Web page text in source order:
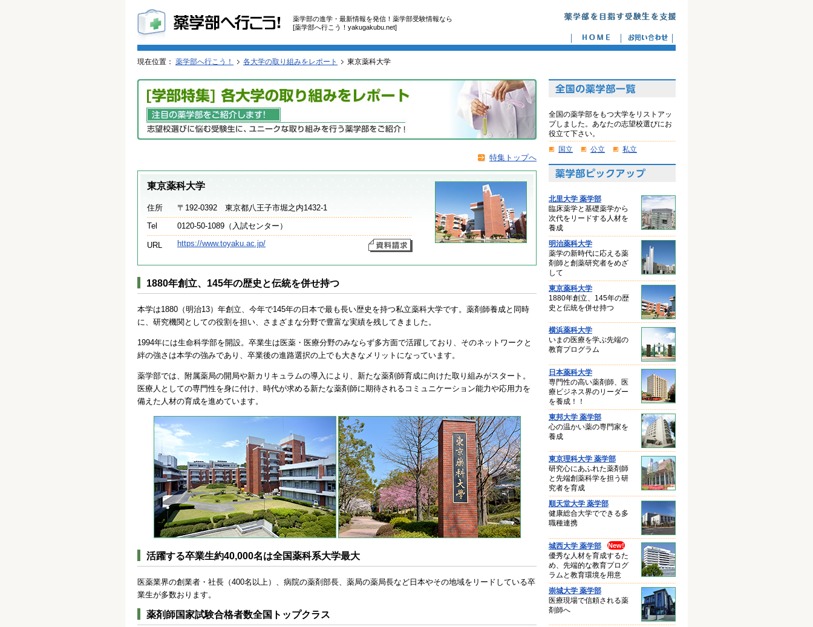
薬学部の進学・最新情報を発信！薬学部受験情報なら
[薬学部へ行こう！yakugakubu.net]
現在位置： 薬学部へ行こう！ 各大学の取り組みをレポート 東京薬科大学
特集トップへ
東京薬科大学
住所
〒192-0392 東京都八王子市堀之内1432-1
Tel
0120-50-1089（入試センター）
URL https://www.toyaku.ac.jp/
1880年創立、145年の歴史と伝統を併せ持つ
本学は1880（明治13）年創立、今年で145年の日本で最も長い歴史を持つ私立薬科大学です。薬剤師養成と同時
に、研究機関としての役割を担い、さまざまな分野で豊富な実績を残してきました。
1994年には生命科学部を開設。卒業生は医薬・医療分野のみならず多方面で活躍しており、そのネットワークと
絆の強さは本学の強みであり、卒業後の進路選択の上でも大きなメリットになっています。
薬学部では、附属薬局の開局や新カリキュラムの導入により、新たな薬剤師育成に向けた取り組みがスタート。
医療人としての専門性を身に付け、時代が求める新たな薬剤師に期待されるコミュニケーション能力や応用力を
備えた人材の育成を進めています。
活躍する卒業生約40,000名は全国薬科系大学最大
医薬業界の創業者・社長（400名以上）、病院の薬剤部長、薬局の薬局長など日本やその地域をリードしている卒
業生が多数おります。
薬剤師国家試験合格者数全国トップクラス
全国の薬学部をもつ大学をリストアッ
プしました。あなたの志望校選びにお
役立て下さい。
国立
公立 私立
北里大学 薬学部
臨床薬学と基礎薬学から
次代をリードする人材を
養成
明治薬科大学
薬学の新時代に応える薬
剤師と創薬研究者をめざ
して
東京薬科大学
1880年創立、145年の歴
史と伝統を併せ持つ
横浜薬科大学
いまの医療を学ぶ先端の
教育プログラム
日本薬科大学
専門性の高い薬剤師、医
療ビジネス界のリーダー
を養成！！
東邦大学 薬学部
心の温かい薬の専門家を
養成
東京理科大学 薬学部
研究心にあふれた薬剤師
と先端創薬科学を担う研
究者を育成
順天堂大学 薬学部
健康総合大学でできる多
職種連携
城西大学 薬学部
優秀な人材を育成するた
め、先端的な教育プログ
ラムと教育環境を用意
崇城大学 薬学部
医療現場で信頼される薬
剤師へ